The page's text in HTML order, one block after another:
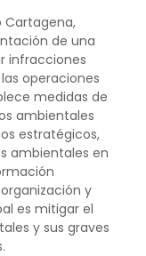
Cartagena,
de una
infracciones
operaciones
medidas de
ambientales
estratégicos,
ambientales en
y
es mitigar el
y sus graves